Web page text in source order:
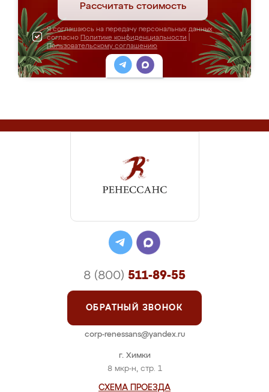
Рассчитать стоимость
Я соглашаюсь на передачу персональных данных
согласно Политике конфиденциальности
Пользовательскому соглашению
г. Химки
8 мкр-н, стр. 1
СХЕМА ПРОЕЗДА
8 (800) 511-89-55
ОБРАТНЫЙ ЗВОНОК
corp-renessans@yandex.ru